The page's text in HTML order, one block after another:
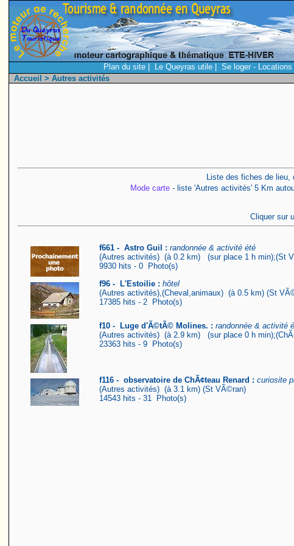
Plan du site| Le Queyras utile| Se loger - Locations
Accueil > Autres activités
Liste des fiches de lieu,
Mode carte- liste 'Autres activités' 5 Km
Cliquer sur
f661 - Astro Guil : randonnée & activité été
(Autres activités) (à 0.2 km) (sur place 1 h min);(St
9930 hits - 0 Photo(s)
f96 - L'Estoilie : hôtel
(Autres activités),(Cheval,animaux) (à 0.5 km) (St
17385 hits - 2 Photo(s)
f10 - Luge d'Ã©tÃ© Molines. : randonnée & activité
(Autres activités) (à 2.9 km) (sur place 0 h
23363 hits - 9 Photo(s)
f116 - observatoire de ChÃ¢teau Renard : curiosite
(Autres activités) (à 3.1 km) (St VÃ©ran)
14543 hits - 31 Photo(s)